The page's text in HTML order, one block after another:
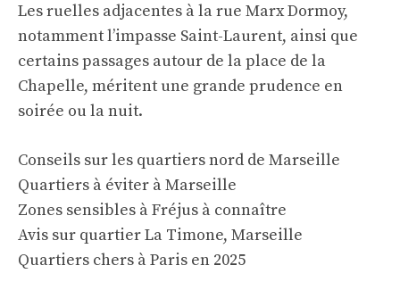
Les ruelles adjacentes à la rue Marx Dormoy,
notamment l’impasse Saint-Laurent, ainsi que
certains passages autour de la place de la
Chapelle, méritent une grande prudence en
soirée ou la nuit.
Conseils sur les quartiers nord de Marseille
Quartiers à éviter à Marseille
Zones sensibles à Fréjus à connaître
Avis sur quartier La Timone, Marseille
Quartiers chers à Paris en 2025